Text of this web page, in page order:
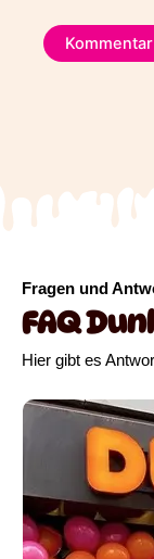
Fragen und
FAQ
Hier gibt es